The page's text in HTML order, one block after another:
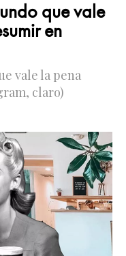
que vale
en
vale la pena
claro)